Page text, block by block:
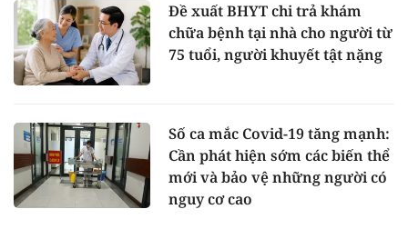
Đề xuất BHYT chi trả khám
chữa bệnh tại nhà cho người từ
75 tuổi, người khuyết tật nặng
Số ca mắc Covid-19 tăng mạnh:
Cần phát hiện sớm các biến thể
mới và bảo vệ những người có
nguy cơ cao